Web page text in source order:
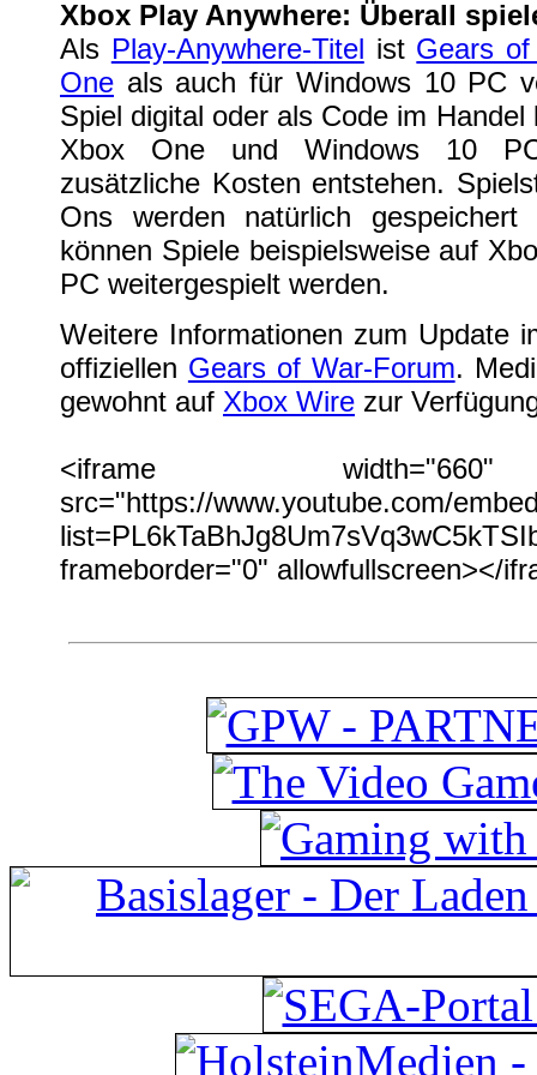
Xbox Play Anywhere: Überall
Als Play-Anywhere-Titel ist Gears
One als auch für Windows 10 PC
Spiel digital oder als Code im
Xbox One und Windows 10
zusätzliche Kosten entstehen.
Ons werden natürlich
können Spiele beispielsweise auf
PC weitergespielt werden.
Weitere Informationen zum Update
offiziellen Gears of War-Forum.
gewohnt auf Xbox Wire zur
<iframe
src="https://www.youtube.com/
frameborder="0" allowfullscreen></